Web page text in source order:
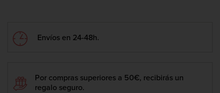
Envíos en 24-48h.
Por compras superiores a 50€, recibirás un
regalo seguro.